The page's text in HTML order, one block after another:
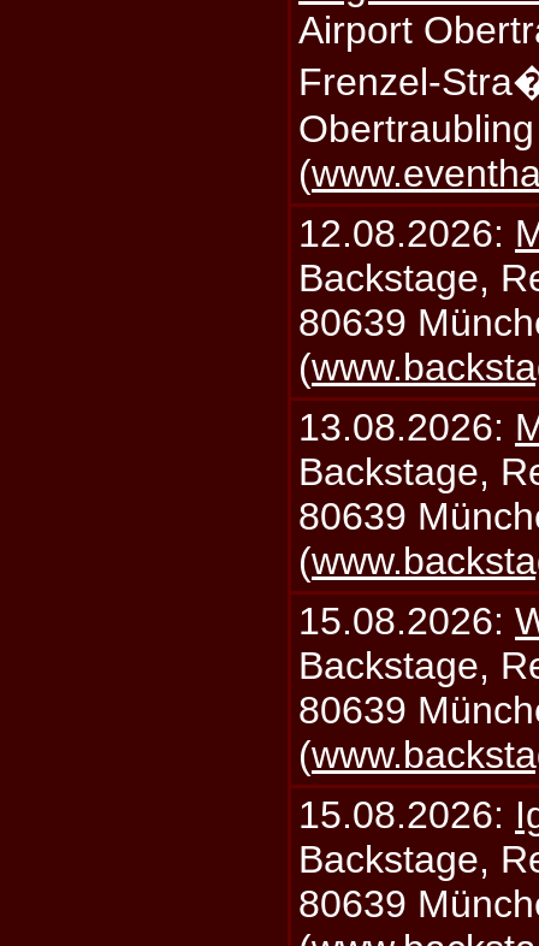
Airport
Frenzel-
(
12.08.2026:
Backstage,
80639
(
13.08.2026:
Backstage,
80639
(
15.08.2026:
Backstage,
80639
(
15.08.2026:
Backstage,
80639